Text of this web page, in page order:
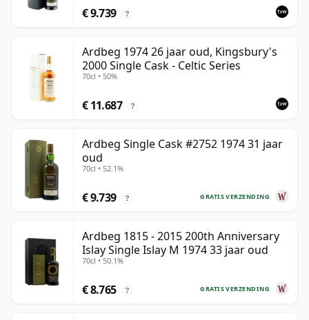
€ 9.739 ?
Ardbeg 1974 26 jaar oud, Kingsbury's
2000 Single Cask - Celtic Series
70cl • 50%
€ 11.687 ?
Ardbeg Single Cask #2752 1974 31 jaar
oud
70cl • 52.1%
GRATIS VERZENDING
€ 9.739 ?
Ardbeg 1815 - 2015 200th Anniversary
Islay Single Islay M 1974 33 jaar oud
70cl • 50.1%
GRATIS VERZENDING
€ 8.765 ?